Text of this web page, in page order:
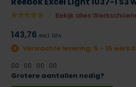
Bekijk alles
143,76 excl. btw
Verwachte levering: 5 - 15
00 : 00 : 00 : 00
Grotere aantallen nodig?